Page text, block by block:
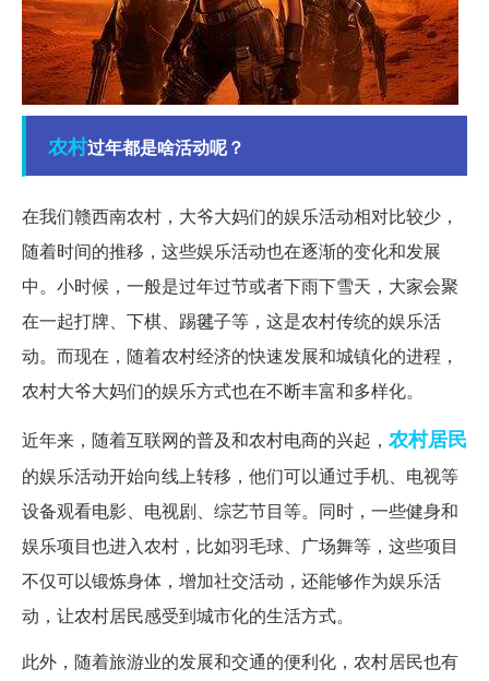
农村过年都是啥活动呢？
在我们赣西南农村，大爷大妈们的娱乐活动相对比较少，
随着时间的推移，这些娱乐活动也在逐渐的变化和发展
中。小时候，一般是过年过节或者下雨下雪天，大家会聚
在一起打牌、下棋、踢毽子等，这是农村传统的娱乐活
动。而现在，随着农村经济的快速发展和城镇化的进程，
农村大爷大妈们的娱乐方式也在不断丰富和多样化。
近年来，随着互联网的普及和农村电商的兴起， 农村居民
的娱乐活动开始向线上转移，他们可以通过手机、电视等
设备观看电影、电视剧、综艺节目等。同时，一些健身和
娱乐项目也进入农村，比如羽毛球、广场舞等，这些项目
不仅可以锻炼身体，增加社交活动，还能够作为娱乐活
动，让农村居民感受到城市化的生活方式。
此外，随着旅游业的发展和交通的便利化，农村居民也有